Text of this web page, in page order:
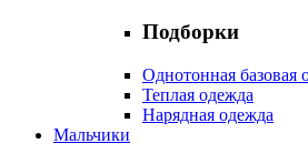
Подборки
Однотонная базовая
Теплая одежда
Нарядная одежда
Мальчики